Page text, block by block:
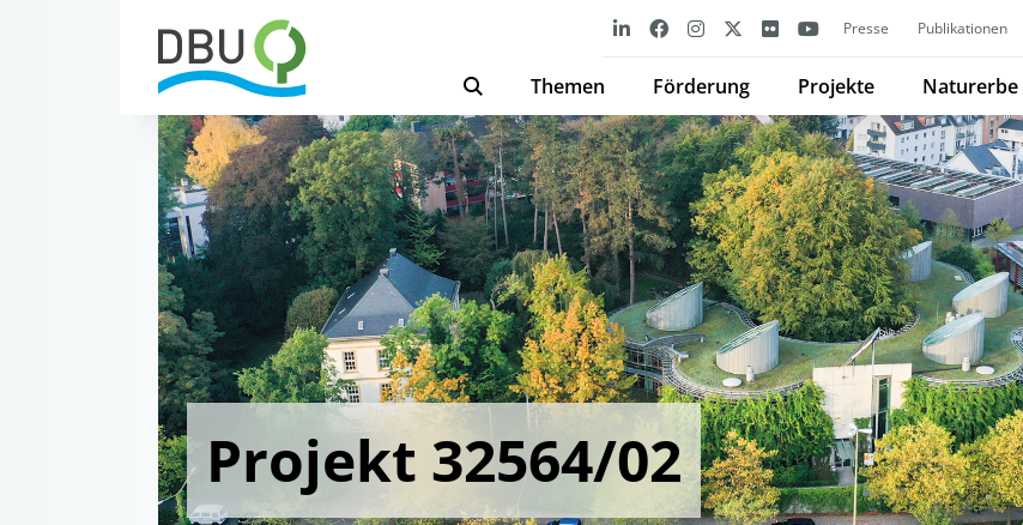
Presse Publikationen
Themen Förderung Projekte Naturerbe
Projekt 32564/02